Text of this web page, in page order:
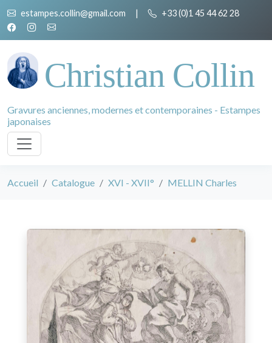
estampes.collin@gmail.com | +33 (0)1 45 44 62 28
Christian Collin
Gravures anciennes, modernes et contemporaines - Estampes
japonaises
Accueil Catalogue XVI - XVII° MELLIN Charles